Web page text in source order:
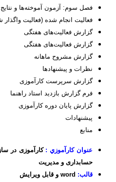
فصل سوم: آزمون آموخته‌ها و نتایج
فعالیت انجام شده (فعالیت
گزارش فعالیت‌های هفتگی
گزارش فعالیت‌های هفتگی
گزارش مشروح ماهانه
نظرات و پیشنهاد‌ها
گزارش سرپرست کارآموزی
فرم گزارش بازدید استاد راهنما
گزارش پایان دوره کارآموزی
پیشنهادات
منابع
عنوان كارآموزي : کارآموزی در
حسابداری و مدیریت
قالب: